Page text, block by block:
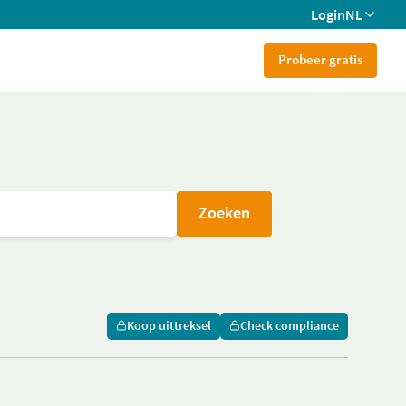
LoginNL
Probeer gratis
Zoeken
Koop uittreksel Check compliance